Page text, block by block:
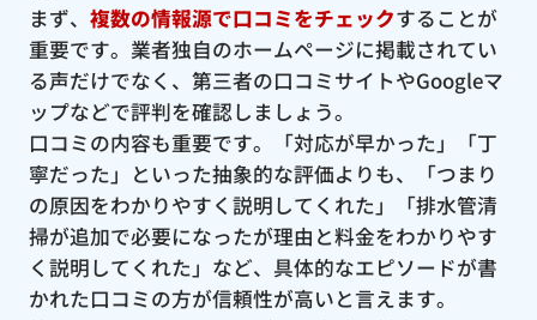
まず、 複数の情報源で口コミをチェックすることが
重要です。業者独自のホームページに掲載されてい
る声だけでなく、第三者の口コミサイトやGoogleマ
ップなどで評判を確認しましょう。
口コミの内容も重要です。「対応が早かった」「丁
寧だった」といった抽象的な評価よりも、「つまり
の原因をわかりやすく説明してくれた」「排水管清
掃が追加で必要になったが理由と料金をわかりやす
く説明してくれた」など、具体的なエピソードが書
かれた口コミの方が信頼性が高いと言えます。